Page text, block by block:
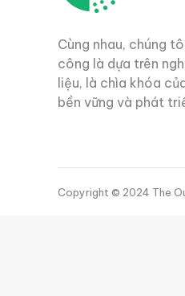
Cùng nhau, chúng
công là dựa trên
liệu, là chìa khóa
bền vững và phát
Copyright © 2024 The